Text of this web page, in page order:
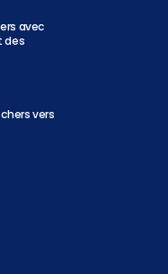
avec
des
vers